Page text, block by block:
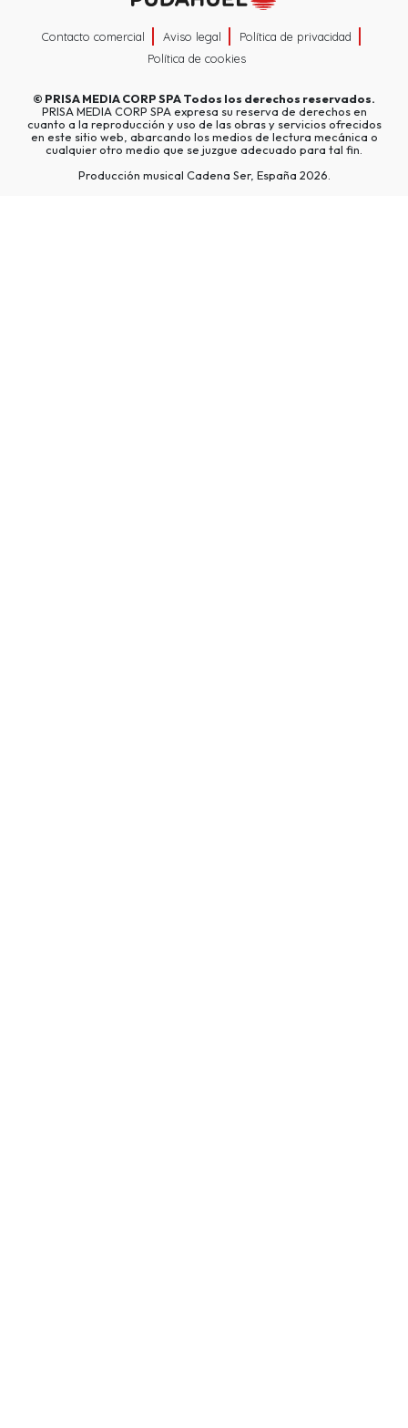
Contacto comercial Aviso legal
Política de privacidad
Política de cookies
© PRISA MEDIA CORP SPATodos los derechos reservados.
PRISA MEDIA CORP SPA expresa su reserva de derechos en
cuanto a la reproducción y uso de las obras y servicios ofrecidos
en este sitio web, abarcando los medios de lectura mecánica o
cualquier otro medio que se juzgue adecuado para tal fin.
Producción musical Cadena Ser, España 2026.